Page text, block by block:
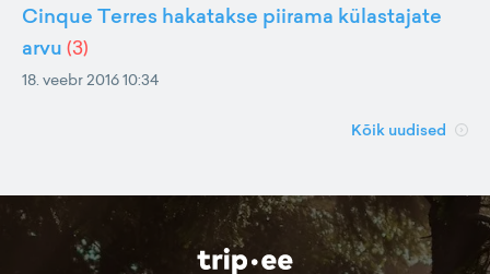
Cinque Terres hakatakse piirama külastajate
arvu (3)
18. veebr 2016 10:34
Kõik uudised